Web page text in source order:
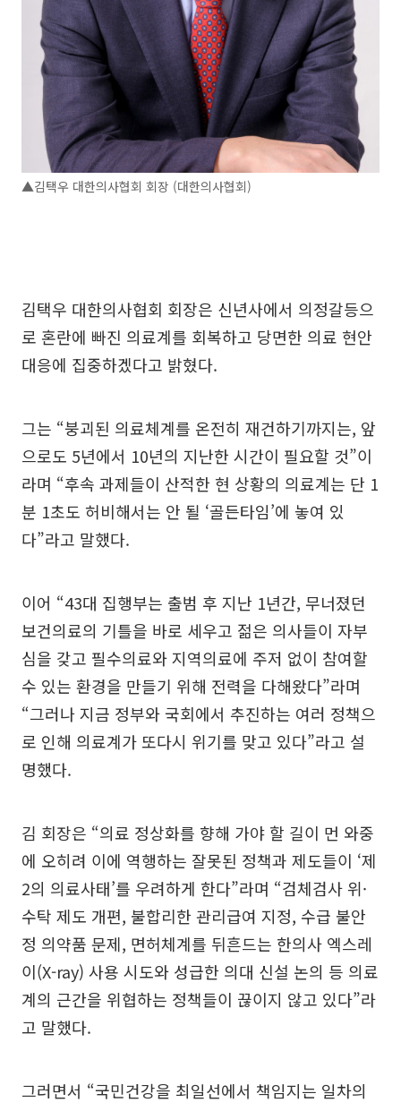
▲김택우 대한의사협회 회장 (대한의사협회)
김택우 대한의사협회 회장은 신년사에서 의정갈등으
로 혼란에 빠진 의료계를 회복하고 당면한 의료 현안
대응에 집중하겠다고 밝혔다.
그는 “붕괴된 의료체계를 온전히 재건하기까지는, 앞
으로도 5년에서 10년의 지난한 시간이 필요할 것”이
라며 “후속 과제들이 산적한 현 상황의 의료계는 단 1
분 1초도 허비해서는 안 될 ‘골든타임’에 놓여 있
다”라고 말했다.
이어 “43대 집행부는 출범 후 지난 1년간, 무너졌던
보건의료의 기틀을 바로 세우고 젊은 의사들이 자부
심을 갖고 필수의료와 지역의료에 주저 없이 참여할
수 있는 환경을 만들기 위해 전력을 다해왔다”라며
“그러나 지금 정부와 국회에서 추진하는 여러 정책으
로 인해 의료계가 또다시 위기를 맞고 있다”라고 설
명했다.
김 회장은 “의료 정상화를 향해 가야 할 길이 먼 와중
에 오히려 이에 역행하는 잘못된 정책과 제도들이 ‘제
2의 의료사태’를 우려하게 한다”라며 “검체검사 위·
수탁 제도 개편, 불합리한 관리급여 지정, 수급 불안
정 의약품 문제, 면허체계를 뒤흔드는 한의사 엑스레
이(X-ray) 사용 시도와 성급한 의대 신설 논의 등 의료
계의 근간을 위협하는 정책들이 끊이지 않고 있다”라
고 말했다.
그러면서 “국민건강을 최일선에서 책임지는 일차의